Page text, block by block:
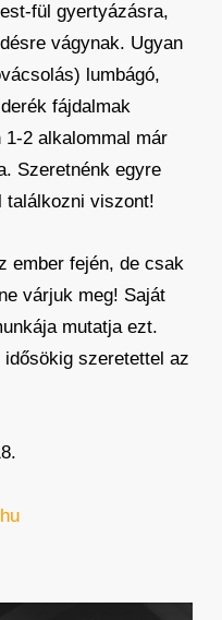
fül gyertyázásra,
vágynak. Ugyan
lumbágó,
fájdalmak
2 alkalommal már
Szeretnénk egyre
találkozni viszont!
ember fején, de csak
várjuk meg! Saját
mutatja ezt.
szeretettel az